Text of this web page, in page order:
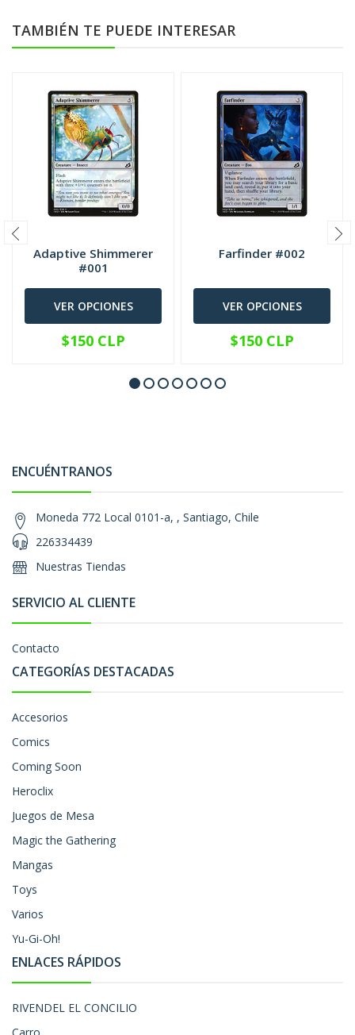
TAMBIÉN TE PUEDE INTERESAR
Adaptive Shimmerer
#001
VER OPCIONES
$150 CLP
Farfinder #002
VER OPCIONES
$150 CLP
ENCUÉNTRANOS
Moneda 772 Local 0101-a, , Santiago, Chile
226334439
Nuestras Tiendas
SERVICIO AL CLIENTE
Contacto
CATEGORÍAS DESTACADAS
Accesorios
Comics
Coming Soon
Heroclix
Juegos de Mesa
Magic the Gathering
Mangas
Toys
Varios
Yu-Gi-Oh!
ENLACES RÁPIDOS
RIVENDEL EL CONCILIO